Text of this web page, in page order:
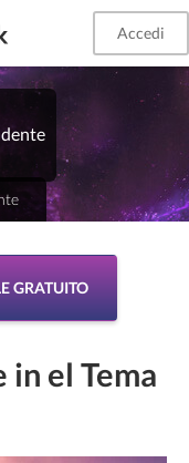
Accedi
GRATUITO
el Tema